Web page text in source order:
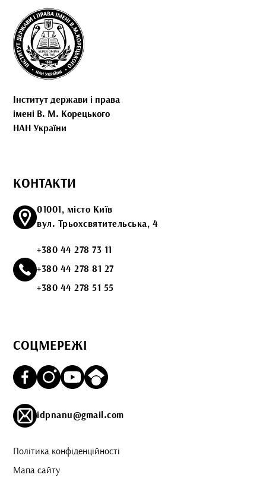
Інститут держави і права
імені В. М. Корецького
НАН України
КОНТАКТИ
01001, місто Київ
вул. Трьохсвятительська, 4
+380 44 278 73 11
+380 44 278 81 27
+380 44 278 51 55
СОЦМЕРЕЖІ
idpnanu@gmail.com
Політика конфіденційності
Мапа сайту